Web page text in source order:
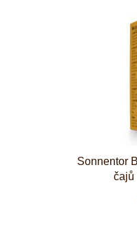
Sonnentor
čajů